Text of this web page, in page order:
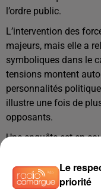
l’ordre public.
L’intervention des
majeurs, mais elle a
symboliques dans le
tensions montent
personnalités
illustre une fois de
opposants.
Une enquête est en
Le
priorité